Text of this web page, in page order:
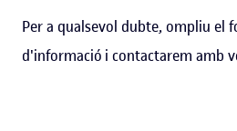
Per a qualsevol dubte, ompliu el
d'informació i contactarem amb